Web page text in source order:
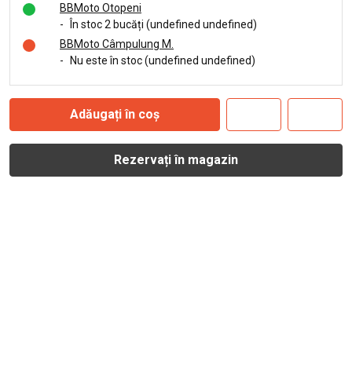
BBMoto Otopeni
-
În stoc 2 bucăți (undefined undefined)
BBMoto Câmpulung M.
- Nu este în stoc (undefined undefined)
Adăugați în coș
Rezervați în magazin